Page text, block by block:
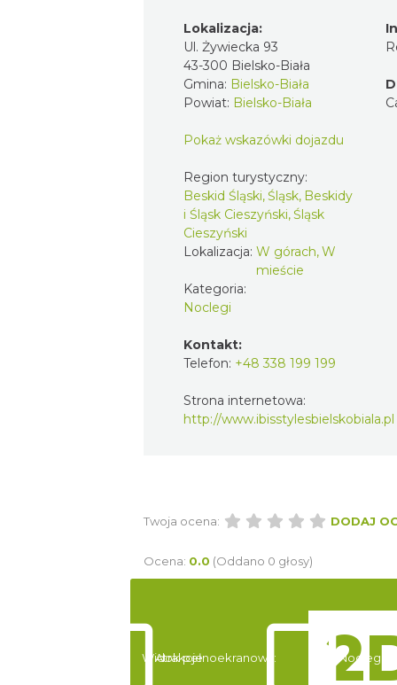
Lokalizacja:
Ul. Żywiecka 93
43-300 Bielsko-Biała
Gmina: Bielsko-Biała
Powiat: Bielsko-Biała
Pokaż wskazówki dojazdu
Region turystyczny:
Beskid Śląski, Śląsk, Beskidy
i Śląsk Cieszyński, Śląsk
Cieszyński
Lokalizacja: W górach, W
mieście
Kategoria:
Noclegi
Kontakt:
Telefon: +48 338 199 199
Strona internetowa:
http://www.ibisstylesbielskobiala.pl
Twoja ocena: DODAJ
Ocena: 0.0 (Oddano 0 głosy)
Widok pełnoekranowy:
Atrakcje Noclegi